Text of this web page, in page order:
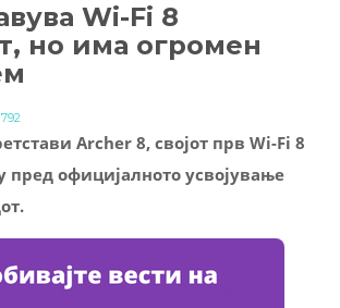
Wi-Fi 8
но има огромен
792
Archer 8, својот прв Wi-Fi 8
пред официјалното усвојување